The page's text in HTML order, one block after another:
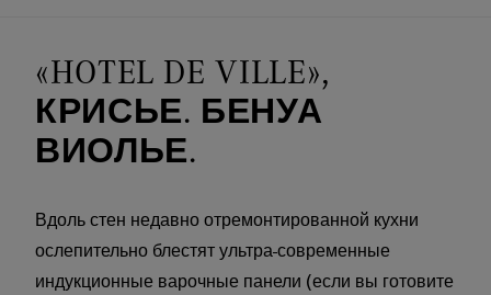
«HOTEL DE VILLE»,
КРИСЬЕ. БЕНУА
ВИОЛЬЕ.
Вдоль стен недавно отремонтированной кухни
ослепительно блестят ультра-современные
индукционные варочные панели (если вы готовите